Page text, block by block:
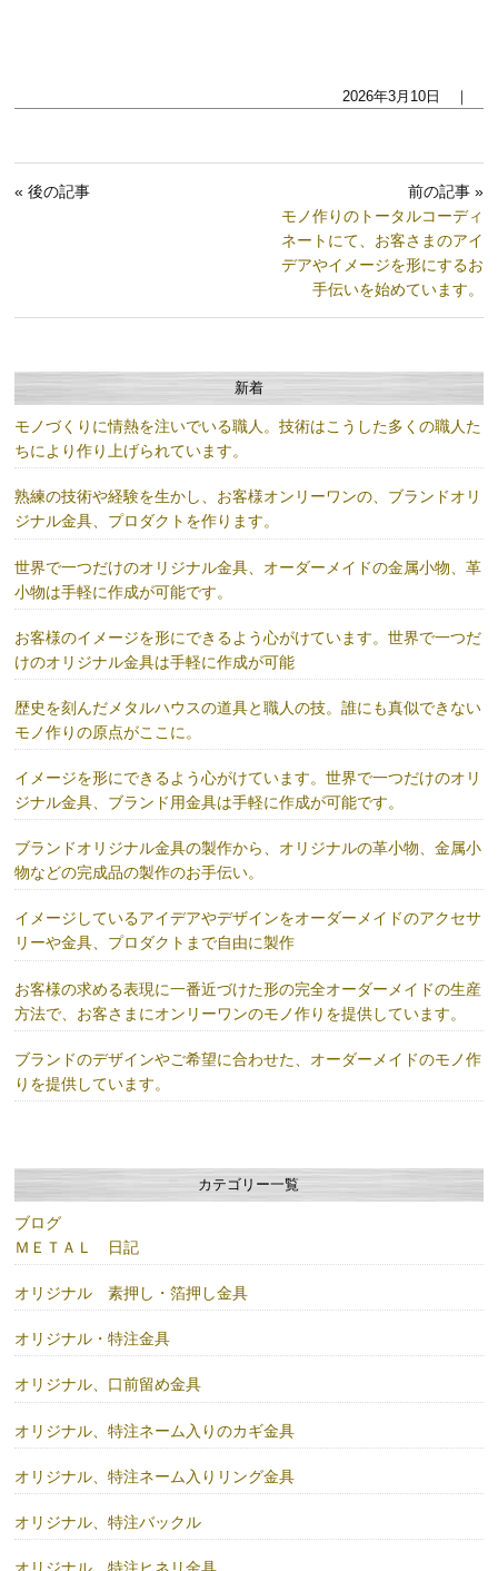
2026年3月10日 ｜
« 後の記事
前の記事 »
モノ作りのトータルコーディ
ネートにて、お客さまのアイ
デアやイメージを形にするお
手伝いを始めています。
新着
モノづくりに情熱を注いでいる職人。技術はこうした多くの職人た
ちにより作り上げられています。
熟練の技術や経験を生かし、お客様オンリーワンの、ブランドオリ
ジナル金具、プロダクトを作ります。
世界で一つだけのオリジナル金具、オーダーメイドの金属小物、革
小物は手軽に作成が可能です。
お客様のイメージを形にできるよう心がけています。世界で一つだ
けのオリジナル金具は手軽に作成が可能
歴史を刻んだメタルハウスの道具と職人の技。誰にも真似できない
モノ作りの原点がここに。
イメージを形にできるよう心がけています。世界で一つだけのオリ
ジナル金具、ブランド用金具は手軽に作成が可能です。
ブランドオリジナル金具の製作から、オリジナルの革小物、金属小
物などの完成品の製作のお手伝い。
イメージしているアイデアやデザインをオーダーメイドのアクセサ
リーや金具、プロダクトまで自由に製作
お客様の求める表現に一番近づけた形の完全オーダーメイドの生産
方法で、お客さまにオンリーワンのモノ作りを提供しています。
ブランドのデザインやご希望に合わせた、オーダーメイドのモノ作
りを提供しています。
カテゴリー一覧
ブログ
ＭＥＴＡＬ 日記
オリジナル 素押し・箔押し金具
オリジナル・特注金具
オリジナル、口前留め金具
オリジナル、特注ネーム入りのカギ金具
オリジナル、特注ネーム入りリング金具
オリジナル、特注バックル